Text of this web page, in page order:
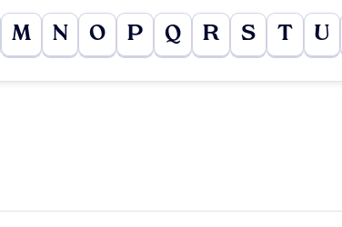
M N O P Q R S T U